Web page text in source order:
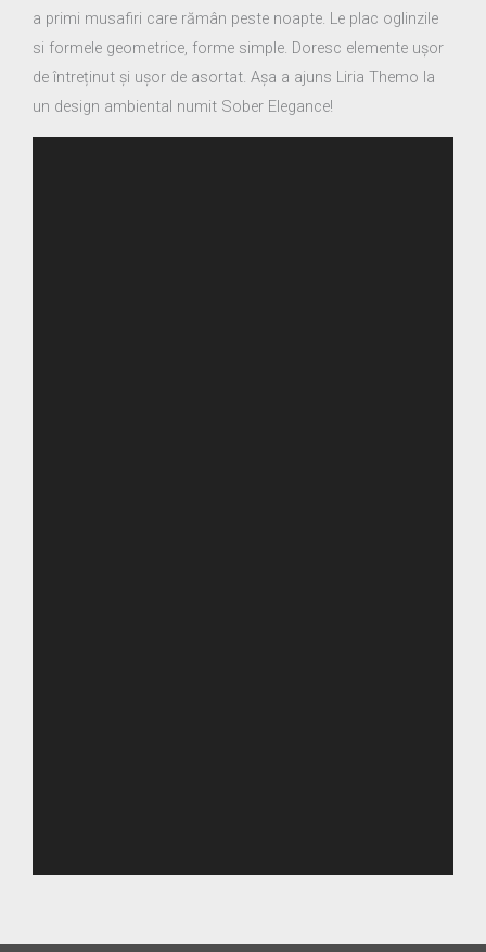
a primi musafiri care rămân peste noapte. Le plac oglinzile
si formele geometrice, forme simple. Doresc elemente ușor
de întreținut și ușor de asortat. Așa a ajuns Liria Themo la
un design ambiental numit Sober Elegance!